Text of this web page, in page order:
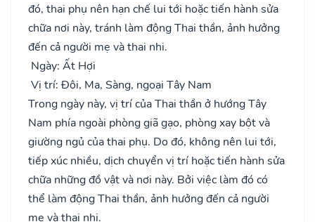
đó, thai phụ nên hạn chế lui tới hoặc tiến hành sửa
chữa nơi này, tránh làm động Thai thần, ảnh hưởng
đến cả người mẹ và thai nhi.
Ngày: Ất Hợi
Vị trí: Đôi, Ma, Sàng, ngoại Tây Nam
Trong ngày này, vị trí của Thai thần ở hướng Tây
Nam phía ngoài phòng giã gạo, phòng xay bột và
giường ngủ của thai phụ. Do đó, không nên lui tới,
tiếp xúc nhiều, dịch chuyển vị trí hoặc tiến hành sửa
chữa những đồ vật và nơi này. Bởi việc làm đó có
thể làm động Thai thần, ảnh hưởng đến cả người
mẹ và thai nhi.